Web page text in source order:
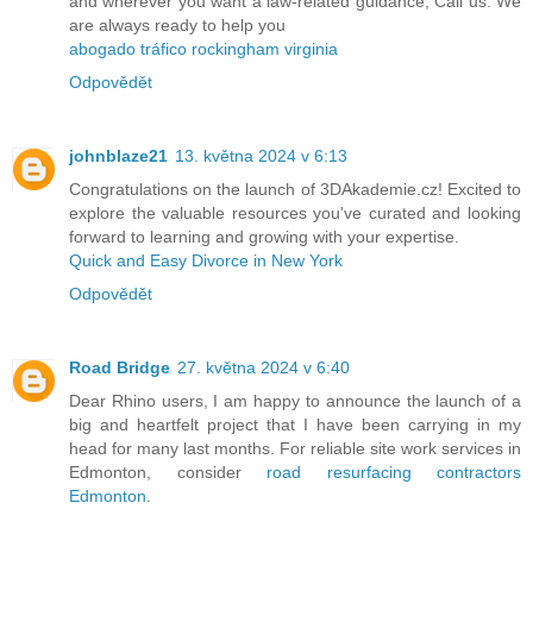
are always ready to help you
abogado tráfico rockingham virginia
Odpovědět
johnblaze21 13. května 2024 v 6:13
Congratulations on the launch of 3DAkademie.cz! Excited to
explore the valuable resources you've curated and looking
forward to learning and growing with your expertise.
Quick and Easy Divorce in New York
Odpovědět
Road Bridge 27. května 2024 v 6:40
Dear Rhino users, I am happy to announce the launch of a
big and heartfelt project that I have been carrying in my
head for many last months. For reliable site work services in
Edmonton, consider road resurfacing contractors
Edmonton.